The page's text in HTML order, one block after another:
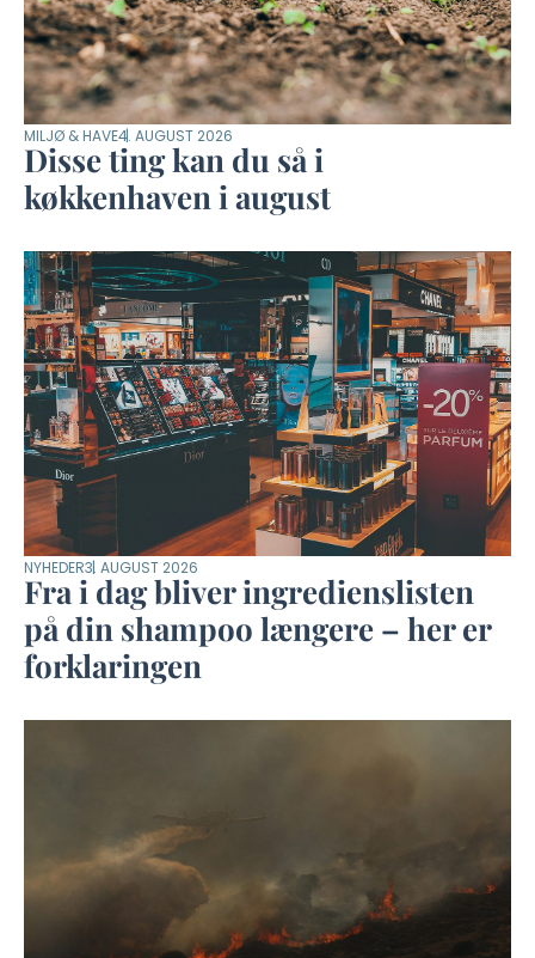
MILJØ & HAVE4. AUGUST 2026
Disse ting kan du så i
køkkenhaven i august
NYHEDER3. AUGUST 2026
Fra i dag bliver ingredienslisten
på din shampoo længere – her er
forklaringen